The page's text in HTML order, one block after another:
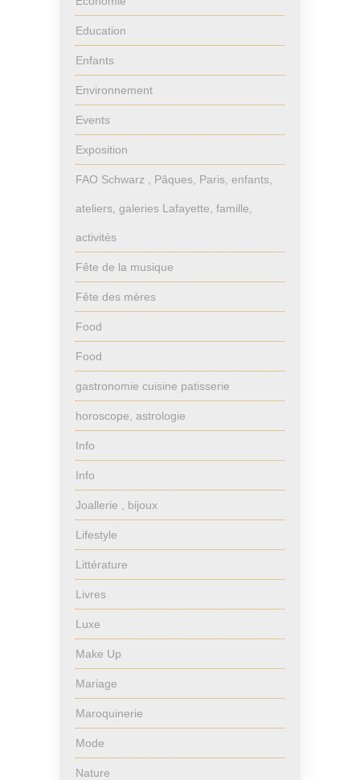
Education
Enfants
Environnement
Events
Exposition
FAO Schwarz , Pâques, Paris, enfants,
ateliers, galeries Lafayette, famille,
activités
Fête de la musique
Fête des mères
Food
Food
gastronomie cuisine patisserie
horoscope, astrologie
Info
Info
Joallerie , bijoux
Lifestyle
Littérature
Livres
Luxe
Make Up
Mariage
Maroquinerie
Mode
Nature